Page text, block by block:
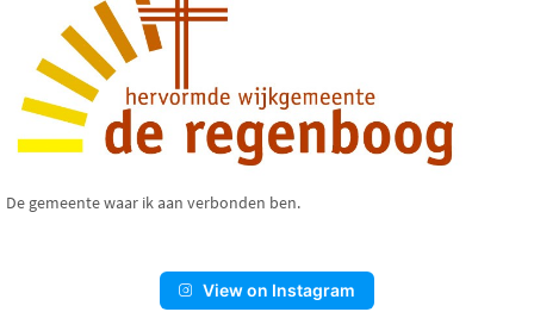
De gemeente waar ik aan verbonden ben.
View on Instagram